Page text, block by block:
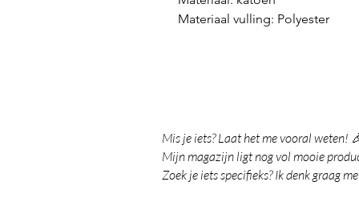
Materiaal vulling: Polyester
Mis je iets? Laat het me vooral weten!
Mijn magazijn ligt nog vol mooie
Zoek je iets specifieks? Ik denk graag